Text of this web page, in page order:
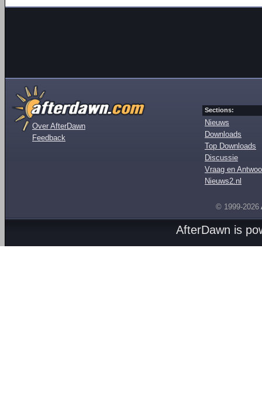
Over AfterDawn
Feedback
Sections:
Nieuws
Downloads
Top Downloads
Discussie
Vraag en
Nieuws2.nl
© 1999-2026
AfterDawn is